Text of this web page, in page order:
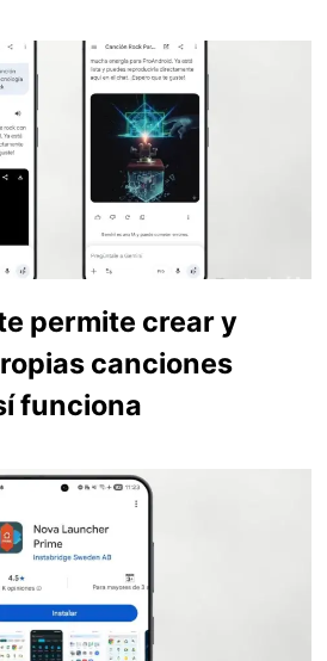
permite crear y
canciones
funciona